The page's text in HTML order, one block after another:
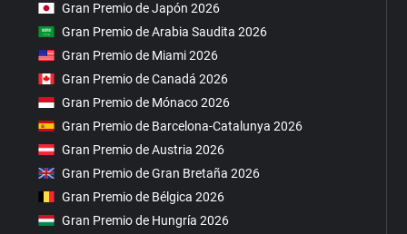
Gran Premio de Japón 2026
Gran Premio de Arabia Saudita 2026
Gran Premio de Miami 2026
Gran Premio de Canadá 2026
Gran Premio de Mónaco 2026
Gran Premio de Barcelona-Catalunya 2026
Gran Premio de Austria 2026
Gran Premio de Gran Bretaña 2026
Gran Premio de Bélgica 2026
Gran Premio de Hungría 2026